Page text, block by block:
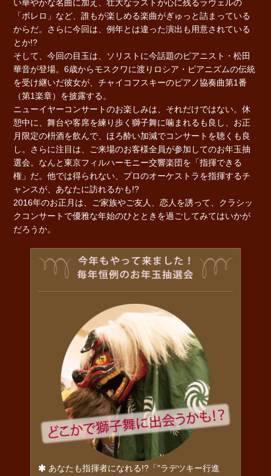
い華やかな名曲に加え、壮大なラストが心に残るラヴェルの
「ボレロ」など、誰もが楽しめる楽曲がぎゅっと詰まっている
からだ。さらに今回は、例年とは違った演出も用意されている
とか!?
そして、今回の目玉は、ソリストに今話題のピアニスト・松田
華音が登場。6歳からモスクワに渡りロシア・ピアニズムの伝統
を受け継いだ彼女が、チャイコフスキーのピアノ協奏曲第1番
（第1楽章）を披露する。
ニューイヤーコンサートのお楽しみは、それだけではない。休
憩中に、舞台や客席を練り歩く獅子舞に噛まれるも良し、お正
月限定の枡酒を飲んで、ほろ酔い加減でコンサートを聴くも良
し。さらに注目は、ご来場のお客様全員が参加してのお年玉抽
選会。なんと東京フィルハーモニー交響楽団を「指揮できる
権」だ。他では得られない、プロのオーケストラを指揮するチ
ャンスが、あなたに訪れるかも!?
2016年のお正月は、ご家族やご友人、恋人を誘って、クラシッ
クコンサートで優雅な年始のひとときを過ごしてみてはいかが
だろうか。
あなたも指揮者になれる!?「"ラデツキー行進